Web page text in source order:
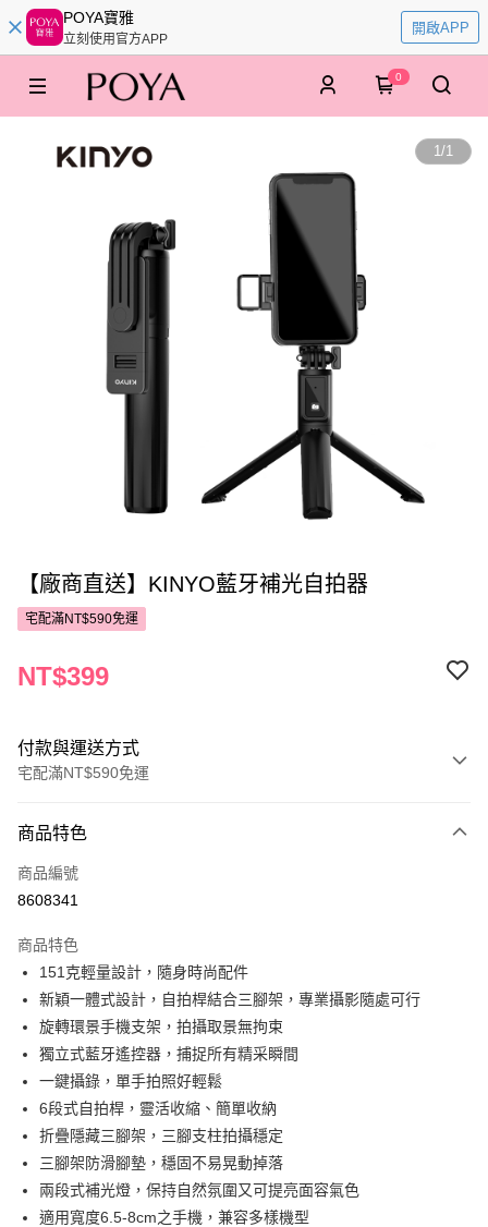
POYA寶雅
立刻使用官方APP
開啟APP
0
1/1
【廠商直送】KINYO藍牙補光自拍器
宅配滿NT$590免運
NT$399
付款與運送方式
宅配滿NT$590免運
POYA支付
信用卡一次付款
Apple Pay
街口支付
悠遊付
Google Pay
AFTEE先享後付
相關說明
【關於「AFTEE先享後付」】
AFTEE先享後付是「在收到商品之後才付款」的支付方式。 讓您購物簡單
便利好安心！
運送方式
商品特色
商品編號
8608341
商品特色
151克輕量設計，隨身時尚配件
新穎一體式設計，自拍桿結合三腳架，專業攝影隨處可行
旋轉環景手機支架，拍攝取景無拘束
獨立式藍牙遙控器，捕捉所有精采瞬間
一鍵攝錄，單手拍照好輕鬆
6段式自拍桿，靈活收縮、簡單收納
折疊隱藏三腳架，三腳支柱拍攝穩定
三腳架防滑腳墊，穩固不易晃動掉落
兩段式補光燈，保持自然氛圍又可提亮面容氣色
適用寬度6.5-8cm之手機，兼容多樣機型